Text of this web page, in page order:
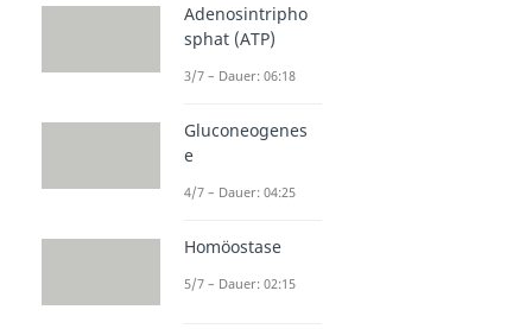
Adenosintripho
sphat (ATP)
3/7 – Dauer: 06:18
Gluconeogenes
e
4/7 – Dauer: 04:25
Homöostase
5/7 – Dauer: 02:15